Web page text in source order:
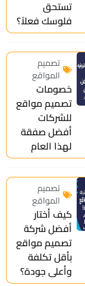
تستحق
فلوسك فعلاً؟
تصميم
المواقع
خصومات
تصميم مواقع
للشركات
أفضل صفقة
لهذا العام
تصميم
المواقع
كيف أختار
أفضل شركة
تصميم مواقع
بأقل تكلفة
وأعلى جودة؟